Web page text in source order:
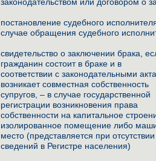
постановление судебного
случае обращения судебного
свидетельство о заключении брака,
гражданин состоит в браке и в
соответствии с законодательными
возникает совместная собственность
супругов, – в случае государственной
регистрации возникновения права
собственности на капитальное
изолированное помещение либо
место (представляется при отсутствии
сведений в Регистре населения)